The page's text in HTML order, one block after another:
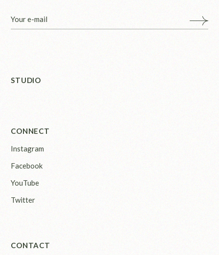
STUDIO
CONNECT
Instagram
Facebook
YouTube
Twitter
CONTACT